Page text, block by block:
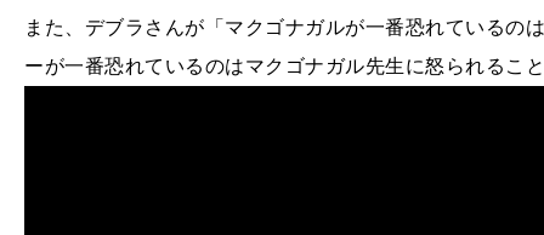
また、デブラさんが「マクゴナガルが一番恐れているの
ーが一番恐れているのはマクゴナガル先生に怒られるこ